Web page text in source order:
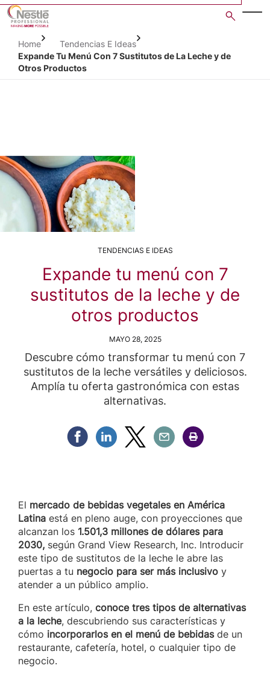
Skip
main
content
Home
Tendencias E Ideas
Expande Tu Menú Con 7 Sustitutos de La Leche y de
Otros Productos
TENDENCIAS E IDEAS
Expande tu menú con 7
sustitutos de la leche y de
otros productos
MAYO 28, 2025
Descubre cómo transformar tu menú con 7
sustitutos de la leche versátiles y deliciosos.
Amplía tu oferta gastronómica con estas
alternativas.
Compartir Facebook
Compartir Linkedin
Compartir Twitter
Compartir Email
Compartir Imprimir
El mercado de bebidas vegetales en América
Latina está en pleno auge, con proyecciones que
alcanzan los 1.501,3 millones de dólares para
2030, según Grand View Research, Inc. Introducir
este tipo de sustitutos de la leche le abre las
puertas a tu negocio para ser más inclusivo y
atender a un público amplio.
En este artículo, conoce tres tipos de alternativas
a la leche, descubriendo sus características y
cómo incorporarlos en el menú de bebidasde un
restaurante, cafetería, hotel, o cualquier tipo de
negocio.